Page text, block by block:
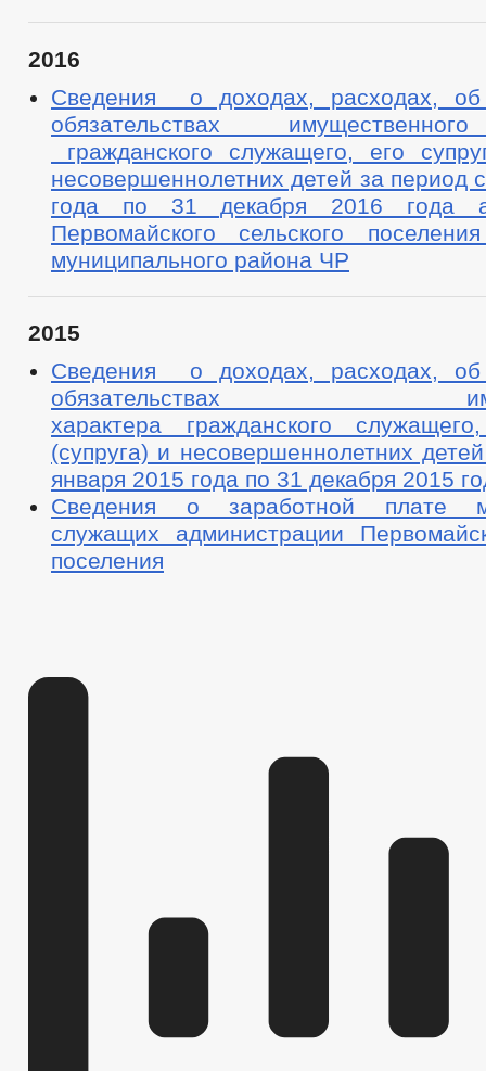
2016
Сведения о доходах, расходах,
обязательствах
гражданского служащего, его
несовершеннолетних детей за период
года по 31 декабря 2016 года
Первомайского сельского
муниципального района ЧР
2015
Сведения о доходах, расходах,
обязательствах
характера гражданского
(супруга) и несовершеннолетних
января 2015 года по 31 декабря 2015
Сведения о заработной плате
служащих администрации
поселения